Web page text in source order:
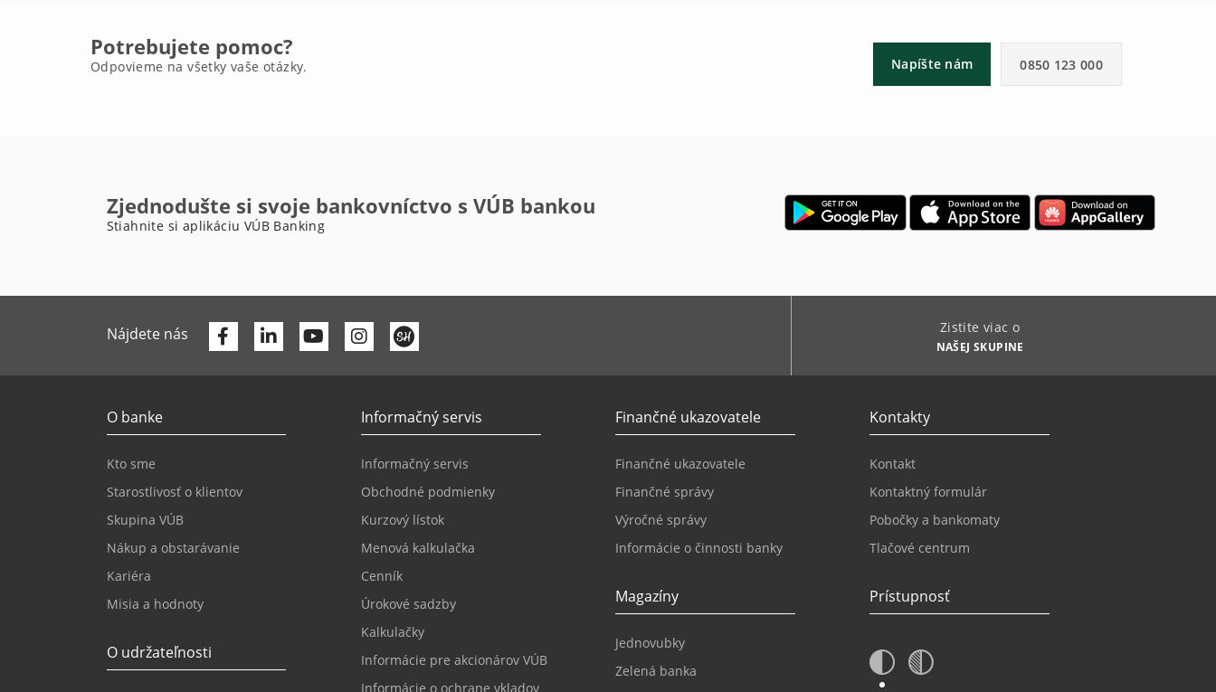
Potrebujete pomoc?
Odpovieme na všetky vaše otázky. Napíšte nám 0850 123 000
Zjednodušte si svoje bankovníctvo s VÚB bankou
Stiahnite si aplikáciu VÚB Banking
Nájdete nás Facebook
LinkedinYoutube Zistite viac o
NAŠEJ SKUPINE
O banke
Kto sme
Starostlivosť o klientov
Skupina VÚB
Nákup a obstarávanie
Kariéra
Misia a hodnoty
O udržateľnosti
Informačný servis
Informačný servis
Obchodné podmienky
Kurzový lístok
Menová kalkulačka
Cenník
Úrokové sadzby
Kalkulačky
Informácie pre akcionárov VÚB
Informácie o ochrane vkladov
Finančné ukazovatele
Finančné ukazovatele
Finančné správy
Výročné správy
Informácie o činnosti banky
Magazíny
Jednovubky
Zelená banka
Kontakty
Kontakt
Kontaktný formulár
Pobočky a bankomaty
Tlačové centrum
Prístupnosť